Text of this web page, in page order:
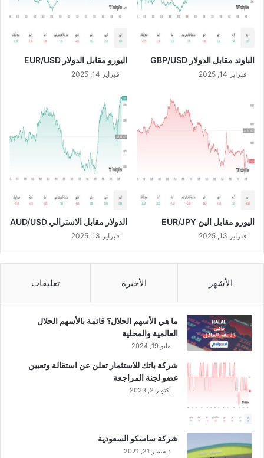
الباوند مقابل الدولار GBP/USD
فبراير 14, 2025
اليورو مقابل الدولار EUR/USD
فبراير 14, 2025
اليورو مقابل الين EUR/JPY
فبراير 13, 2025
الدولار مقابل الاسترالي AUD/USD
فبراير 13, 2025
الأشهر الأخيرة تعليقات
ما هي الأسهم الحلال؟ قائمة بالأسهم الحلال
العالمية والمحلية
مايو 19, 2024
شركة باتك للاستثمار تعلن عن استقالة وتعيين
عضو لجنة المراجعة
أكتوبر 2, 2023
شركة ساسكو السعودية
ديسمبر 21, 2021